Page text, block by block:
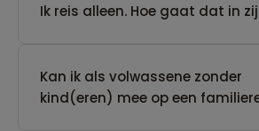
​Ik reis alleen. Hoe gaat dat in
Kan ik als volwassene zonder
kind(eren) mee op een